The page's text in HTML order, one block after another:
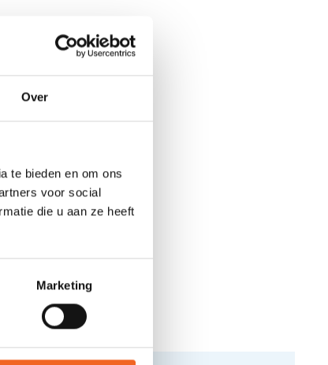
Over
te bieden en om ons
voor social
die u aan ze heeft
Marketing